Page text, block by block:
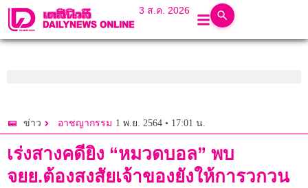
3 ส.ค. 2026
ข่าว อาชญากรรม 1 พ.ย. 2564 • 17:01 น.
เร่งสางคดียิง “หมวดบอล” พบ
จยย.ต้องสงสัยเจ้าของยังให้การวกวน